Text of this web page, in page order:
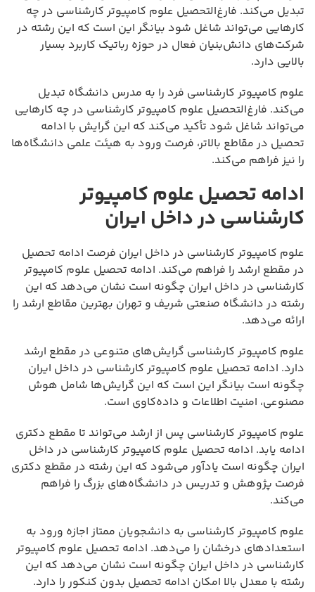
تبدیل می‌کند. فارغ‌التحصیل علوم کامپیوتر کارشناسی در چه
کارهایی می‌تواند شاغل شود بیانگر این است که این رشته در
شرکت‌های دانش‌بنیان فعال در حوزه رباتیک کاربرد بسیار
بالایی دارد.
علوم کامپیوتر کارشناسی فرد را به مدرس دانشگاه تبدیل
می‌کند. فارغ‌التحصیل علوم کامپیوتر کارشناسی در چه کارهایی
می‌تواند شاغل شود تأکید می‌کند که این گرایش با ادامه
تحصیل در مقاطع بالاتر، فرصت ورود به هیئت علمی دانشگاه‌ها
را نیز فراهم می‌کند.
ادامه تحصیل علوم کامپیوتر
کارشناسی در داخل ایران
علوم کامپیوتر کارشناسی در داخل ایران فرصت ادامه تحصیل
در مقطع ارشد را فراهم می‌کند. ادامه تحصیل علوم کامپیوتر
کارشناسی در داخل ایران چگونه است نشان می‌دهد که این
رشته در دانشگاه صنعتی شریف و تهران بهترین مقاطع ارشد را
ارائه می‌دهد.
علوم کامپیوتر کارشناسی گرایش‌های متنوعی در مقطع ارشد
دارد. ادامه تحصیل علوم کامپیوتر کارشناسی در داخل ایران
چگونه است بیانگر این است که این گرایش‌ها شامل هوش
مصنوعی، امنیت اطلاعات و داده‌کاوی است.
علوم کامپیوتر کارشناسی پس از ارشد می‌تواند تا مقطع دکتری
ادامه یابد. ادامه تحصیل علوم کامپیوتر کارشناسی در داخل
ایران چگونه است یادآور می‌شود که این رشته در مقطع دکتری
فرصت پژوهش و تدریس در دانشگاه‌های بزرگ را فراهم
می‌کند.
علوم کامپیوتر کارشناسی به دانشجویان ممتاز اجازه ورود به
استعدادهای درخشان را می‌دهد. ادامه تحصیل علوم کامپیوتر
کارشناسی در داخل ایران چگونه است نشان می‌دهد که این
رشته با معدل بالا امکان ادامه تحصیل بدون کنکور را دارد.